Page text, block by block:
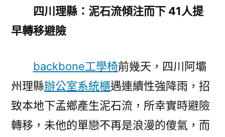
四川理縣：泥石流傾注而下 41人提
早轉移避險
backbone工學椅前幾天，四川阿壩
州理縣辦公室系統櫃遇連續性強降雨，招
致本地下孟鄉產生泥石流，所幸實時避險
轉移，未他的單戀不再是浪漫的傻氣，而